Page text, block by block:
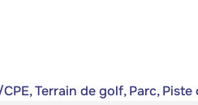
Terrain de golf, Parc,